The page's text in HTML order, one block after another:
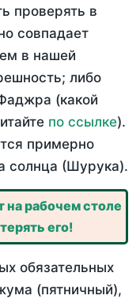
проверять в
совпадает
в нашей
либо
(какой
по ссылке).
примерно
солнца (Шурука).
на рабочем столе
его!
обязательных
(пятничный),